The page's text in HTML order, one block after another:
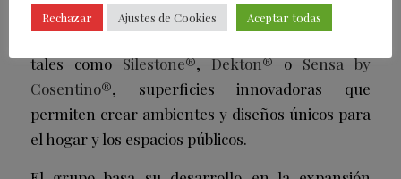
Este objetivo es posible gracias a marcas
tales comoSilestone®,Dekton®oSensa by
Cosentino®, superficies innovadoras que
permiten crear ambientes y diseños únicos para
el hogar y los espacios públicos.
Rechazar Ajustes de Cookies Aceptar todas